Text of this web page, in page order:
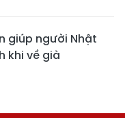
giúp người Nhật
khi về già